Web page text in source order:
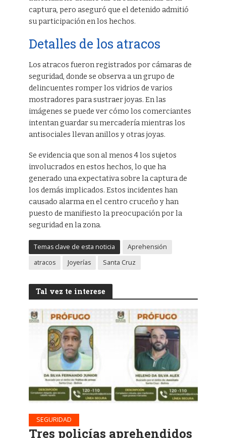
captura, pero aseguró que el detenido admitió
su participación en los hechos.
Detalles de los atracos
Los atracos fueron registrados por cámaras de
seguridad, donde se observa a un grupo de
delincuentes romper los vidrios de varios
mostradores para sustraer joyas. En las
imágenes se puede ver cómo los comerciantes
intentan guardar su mercadería mientras los
antisociales llevan anillos y otras joyas.
Se evidencia que son al menos 4 los sujetos
involucrados en estos hechos, lo que ha
generado una expectativa sobre la captura de
los demás implicados. Estos incidentes han
causado alarma en el centro cruceño y han
puesto de manifiesto la preocupación por la
seguridad en la zona.
Temas clave de esta noticia
Aprehensión
atracos
Joyerías Santa Cruz
Tal vez te interese
SEGURIDAD
Tres policías aprehendidos